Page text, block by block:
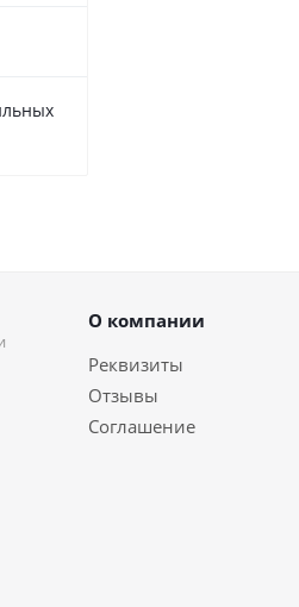
О компании
Реквизиты
Отзывы
Соглашение